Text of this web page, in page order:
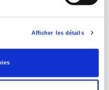
Afficher les détails